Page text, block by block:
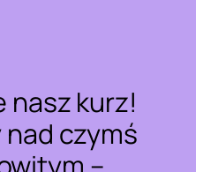
nasz kurz!
czymś